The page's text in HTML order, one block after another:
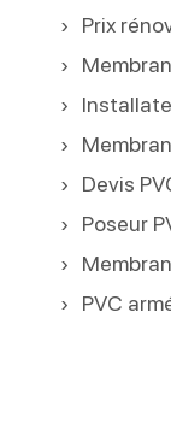
Prix
Devis
Poseur
PVC